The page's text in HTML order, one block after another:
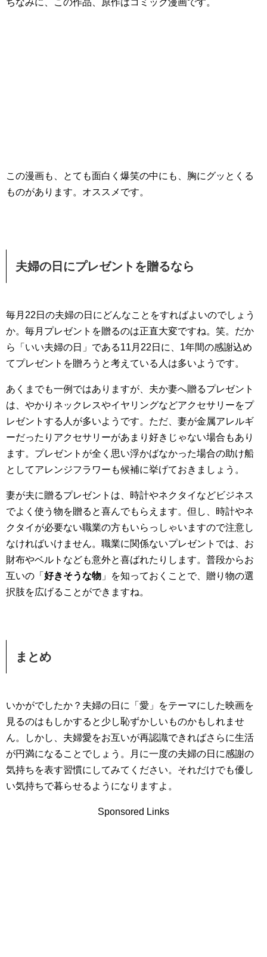
ちなみに、この作品、原作はコミック漫画です。
この漫画も、とても面白く爆笑の中にも、胸にグッとくる
ものがあります。オススメです。
夫婦の日にプレゼントを贈るなら
毎月22日の夫婦の日にどんなことをすればよいのでしょう
か。毎月プレゼントを贈るのは正直大変ですね。笑。だか
ら「いい夫婦の日」である11月22日に、1年間の感謝込め
てプレゼントを贈ろうと考えている人は多いようです。
あくまでも一例ではありますが、夫か妻へ贈るプレゼント
は、やかりネックレスやイヤリングなどアクセサリーをプ
レゼントする人が多いようです。ただ、妻が金属アレルギ
ーだったりアクセサリーがあまり好きじゃない場合もあり
ます。プレゼントが全く思い浮かばなかった場合の助け船
としてアレンジフラワーも候補に挙げておきましょう。
妻が夫に贈るプレゼントは、時計やネクタイなどビジネス
でよく使う物を贈ると喜んでもらえます。但し、時計やネ
クタイが必要ない職業の方もいらっしゃいますので注意し
なければいけません。職業に関係ないプレゼントでは、お
財布やベルトなども意外と喜ばれたりします。普段からお
互いの「 好きそうな物 」を知っておくことで、贈り物の選
択肢を広げることができますね。
まとめ
いかがでしたか？夫婦の日に「愛」をテーマにした映画を
見るのはもしかすると少し恥ずかしいものかもしれませ
ん。しかし、夫婦愛をお互いが再認識できればさらに生活
が円満になることでしょう。月に一度の夫婦の日に感謝の
気持ちを表す習慣にしてみてください。それだけでも優し
い気持ちで暮らせるようになりますよ。
Sponsored Links